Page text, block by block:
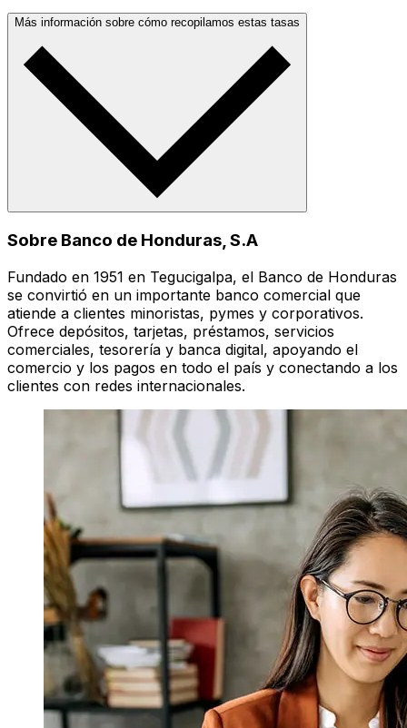
Más información sobre cómo recopilamos estas tasas
Sobre Banco de Honduras, S.A
Fundado en 1951 en Tegucigalpa, el Banco de Honduras
se convirtió en un importante banco comercial que
atiende a clientes minoristas, pymes y corporativos.
Ofrece depósitos, tarjetas, préstamos, servicios
comerciales, tesorería y banca digital, apoyando el
comercio y los pagos en todo el país y conectando a los
clientes con redes internacionales.